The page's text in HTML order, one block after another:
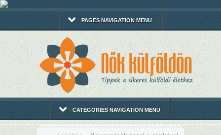
PAGES NAVIGATION MENU
CATEGORIES NAVIGATION MENU